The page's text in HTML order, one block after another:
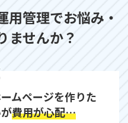
用管理でお悩み・
ませんか？
ムページを作りた
費用が心配…